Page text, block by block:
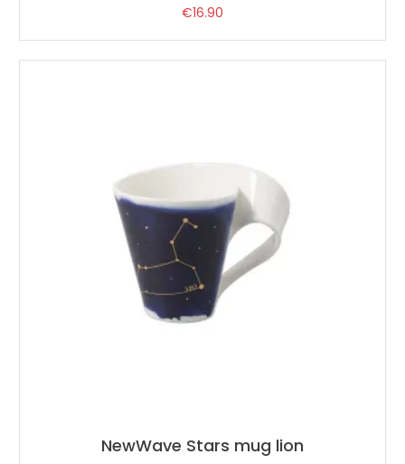
€16.90
NewWave Stars mug lion